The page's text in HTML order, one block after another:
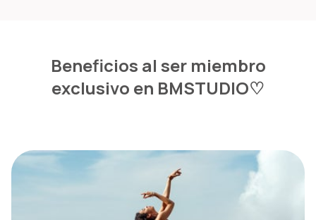
Beneficios al ser miembro
exclusivo en BMSTUDIO♡